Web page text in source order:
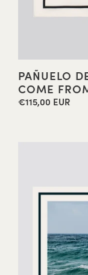
PAÑUELO
COME
Precio
€115,00 EUR